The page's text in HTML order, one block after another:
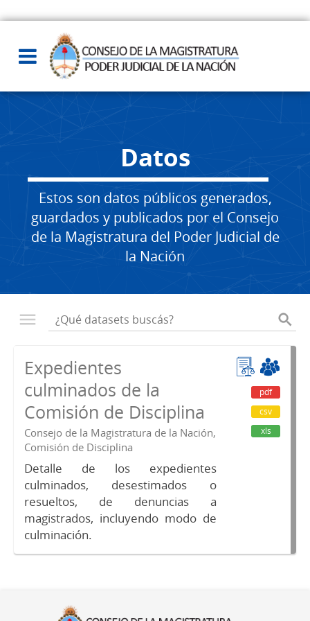
Datos
Estos son datos públicos generados,
guardados y publicados por el Consejo
de la Magistratura del Poder Judicial de
la Nación
Expedientes
culminados de la
Comisión de Disciplina
Consejo de la Magistratura de la Nación,
Comisión de Disciplina
Detalle de los expedientes
culminados, desestimados o
resueltos, de denuncias a
magistrados, incluyendo modo de
culminación.
pdf
csv
xls